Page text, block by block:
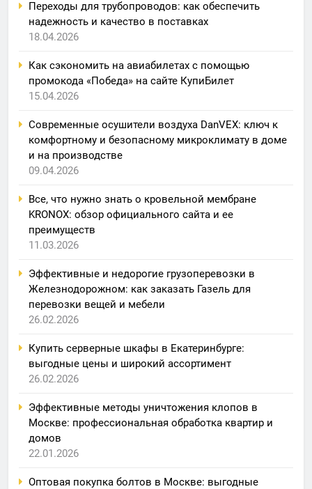
Переходы для трубопроводов: как обеспечить
надежность и качество в поставках
18.04.2026
Как сэкономить на авиабилетах с помощью
промокода «Победа» на сайте КупиБилет
15.04.2026
Современные осушители воздуха DanVEX: ключ к
комфортному и безопасному микроклимату в доме
и на производстве
09.04.2026
Все, что нужно знать о кровельной мембране
KRONOX: обзор официального сайта и ее
преимуществ
11.03.2026
Эффективные и недорогие грузоперевозки в
Железнодорожном: как заказать Газель для
перевозки вещей и мебели
26.02.2026
Купить серверные шкафы в Екатеринбурге:
выгодные цены и широкий ассортимент
26.02.2026
Эффективные методы уничтожения клопов в
Москве: профессиональная обработка квартир и
домов
22.01.2026
Оптовая покупка болтов в Москве: выгодные